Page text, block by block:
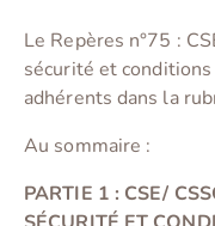
Le Repères n°75 :
sécurité et
adhérents dans la
Au sommaire :
PARTIE 1 : CSE/